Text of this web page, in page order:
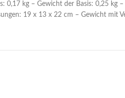
0,17 kg – Gewicht der Basis: 0,25 kg
19 x 13 x 22 cm – Gewicht mit